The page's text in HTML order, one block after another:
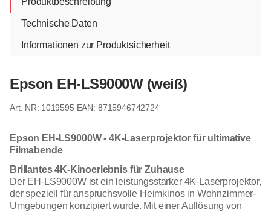
Technische Daten
Informationen zur Produktsicherheit
Epson EH-LS9000W (weiß)
1019595 EAN: 8715946742724
Epson EH-LS9000W - 4K-Laserprojektor für ultimative
Filmabende
Brillantes 4K-Kinoerlebnis für Zuhause
Der EH-LS9000W ist ein leistungsstarker 4K-Laserprojektor,
der speziell für anspruchsvolle Heimkinos in Wohnzimmer-
Umgebungen konzipiert wurde. Mit einer Auflösung von